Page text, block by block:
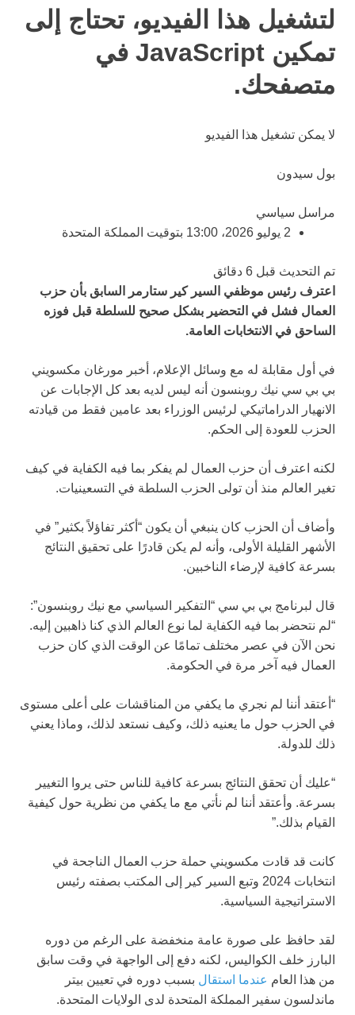
لتشغيل هذا الفيديو، تحتاج إلى
تمكين JavaScript في
متصفحك.
لا يمكن تشغيل هذا الفيديو
بول سيدون
مراسل سياسي
2 يوليو 2026، 13:00 بتوقيت المملكة المتحدة
تم التحديث قبل 6 دقائق
اعترف رئيس موظفي السير كير ستارمر السابق بأن حزب
العمال فشل في التحضير بشكل صحيح للسلطة قبل فوزه
الساحق في الانتخابات العامة.
في أول مقابلة له مع وسائل الإعلام، أخبر مورغان مكسويني
بي بي سي نيك روبنسون أنه ليس لديه بعد كل الإجابات عن
الانهيار الدراماتيكي لرئيس الوزراء بعد عامين فقط من قيادته
الحزب للعودة إلى الحكم.
لكنه اعترف أن حزب العمال لم يفكر بما فيه الكفاية في كيف
تغير العالم منذ أن تولى الحزب السلطة في التسعينيات.
وأضاف أن الحزب كان ينبغي أن يكون “أكثر تفاؤلاً بكثير” في
الأشهر القليلة الأولى، وأنه لم يكن قادرًا على تحقيق النتائج
بسرعة كافية لإرضاء الناخبين.
قال لبرنامج بي بي سي “التفكير السياسي مع نيك روبنسون”:
“لم نتحضر بما فيه الكفاية لما نوع العالم الذي كنا ذاهبين إليه.
نحن الآن في عصر مختلف تمامًا عن الوقت الذي كان حزب
العمال فيه آخر مرة في الحكومة.
“أعتقد أننا لم نجري ما يكفي من المناقشات على أعلى مستوى
في الحزب حول ما يعنيه ذلك، وكيف نستعد لذلك، وماذا يعني
ذلك للدولة.
“عليك أن تحقق النتائج بسرعة كافية للناس حتى يروا التغيير
بسرعة. وأعتقد أننا لم نأتي مع ما يكفي من نظرية حول كيفية
القيام بذلك.”
كانت قد قادت مكسويني حملة حزب العمال الناجحة في
انتخابات 2024 وتبع السير كير إلى المكتب بصفته رئيس
الاستراتيجية السياسية.
لقد حافظ على صورة عامة منخفضة على الرغم من دوره
البارز خلف الكواليس، لكنه دفع إلى الواجهة في وقت سابق
من هذا العام عندما استقال بسبب دوره في تعيين بيتر
ماندلسون سفير المملكة المتحدة لدى الولايات المتحدة.